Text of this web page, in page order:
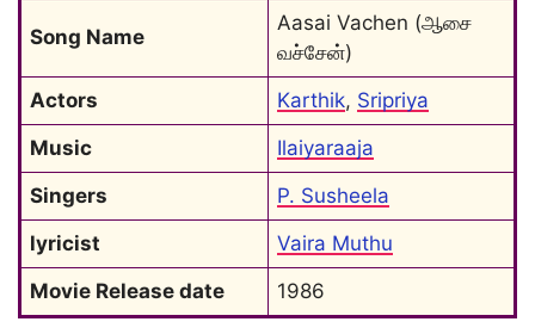
Song Name
Aasai Vachen (ஆசை
வச்சேன்)
Actors
Karthik, Sripriya
Music
Ilaiyaraaja
Singers
P. Susheela
lyricist
Vaira Muthu
Movie Release date
1986